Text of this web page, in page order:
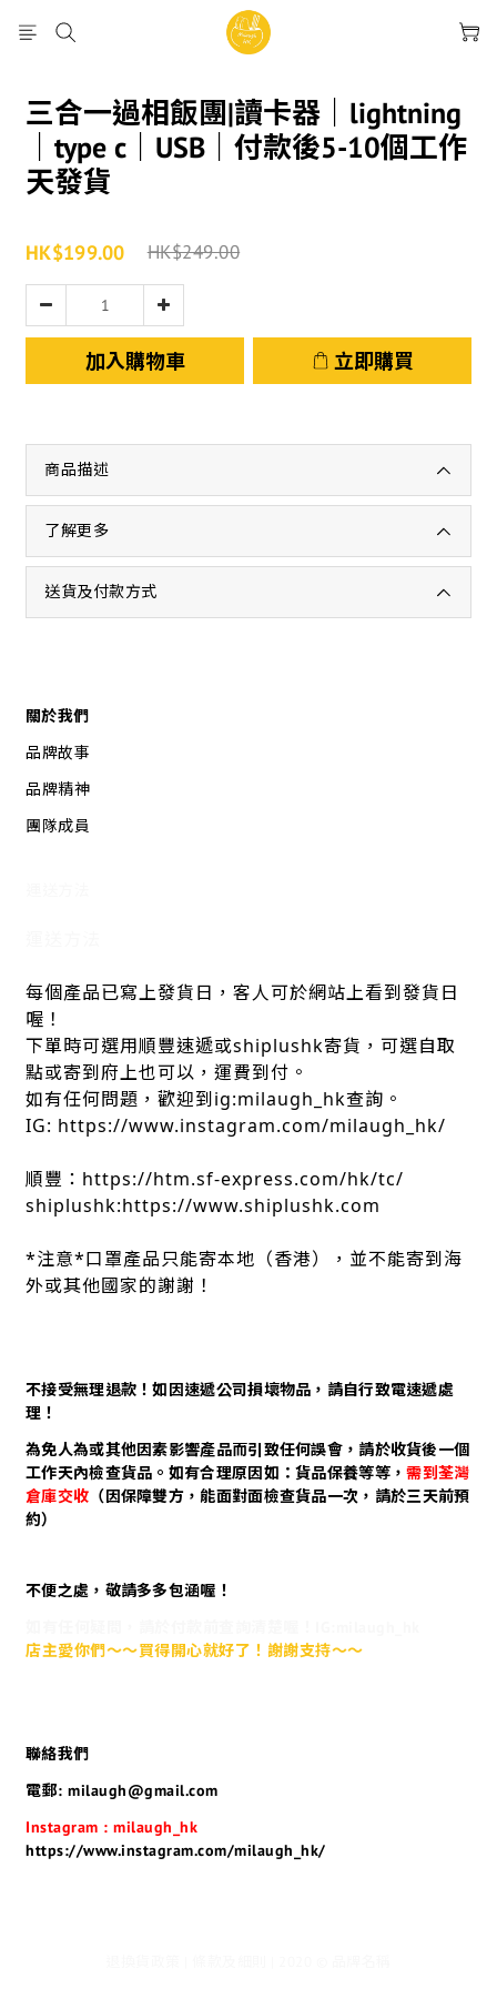
三合一過相飯團|讀卡器｜lightning
｜type c｜USB｜付款後5-10個工作
天發貨
HK$199.00 HK$249.00
加入購物車 立即購買
商品描述
了解更多
送貨及付款方式
關於我們
品牌故事
品牌精神
團隊成員
每個產品已寫上發貨日，客人可於網站上看到發貨日
喔！
下單時可選用順豐速遞或shiplushk寄貨，可選自取
點或寄到府上也可以，運費到付。
如有任何問題，歡迎到ig:milaugh_hk查詢。
IG: https://www.instagram.com/milaugh_hk/
順豐：https://htm.sf-express.com/hk/tc/
shiplushk:https://www.shiplushk.com
*注意*口罩產品只能寄本地（香港），並不能寄到海
外或其他國家的謝謝！
不接受無理退款！如因速遞公司損壞物品，請自行致電速遞處
理！
為免人為或其他因素影響產品而引致任何誤會，請於收貨後一個
工作天內檢查貨品。如有合理原因如：貨品保養等等，需到荃灣
倉庫交收 （因保障雙方，能面對面檢查貨品一次，請於三天前預
約）
不便之處，敬請多多包涵喔！
店主愛你們～～買得開心就好了！謝謝支持～～
聯絡我們
電郵: milaugh@gmail.com
Instagram : milaugh_hk
https://www.instagram.com/milaugh_hk/